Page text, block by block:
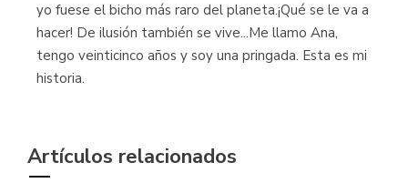
yo fuese el bicho más raro del planeta.¡Qué se le va a
hacer! De ilusión también se vive...Me llamo Ana,
tengo veinticinco años y soy una pringada. Esta es mi
historia.
Artículos relacionados